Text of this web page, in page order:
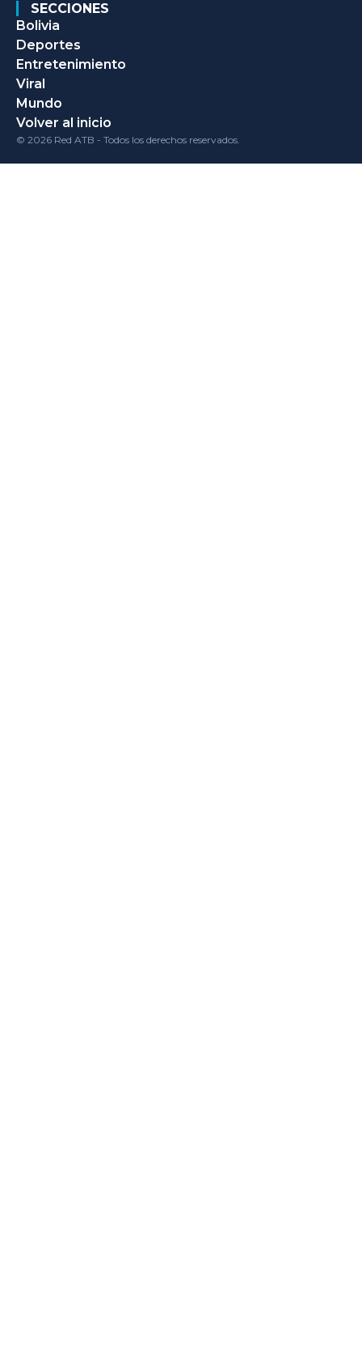
SECCIONES
Bolivia
Deportes
Entretenimiento
Viral
Mundo
Volver al inicio
© 2026 Red ATB - Todos los derechos reservados.